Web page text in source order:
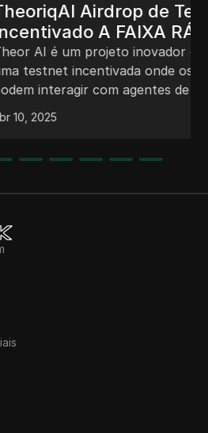
de Testnet
RÁPIDA para
inovador que executa
onde os participantes
agentes de IA e ganhar
conectam suas
tarefas e se envolvem
O projeto oferece